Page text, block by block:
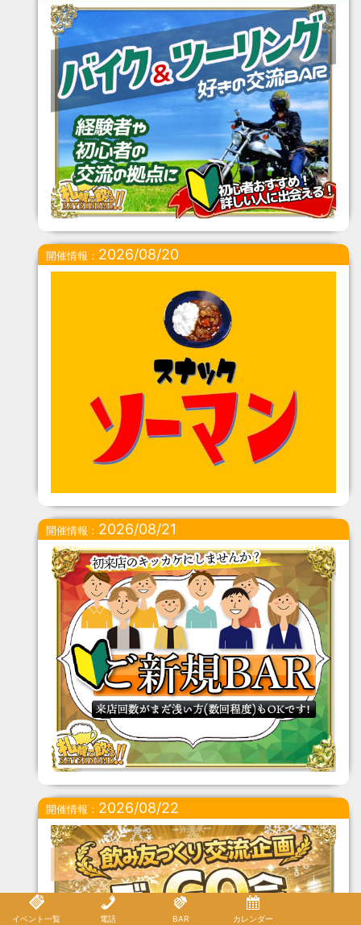
開催情報： 2026/08/20
開催情報： 2026/08/21
開催情報： 2026/08/22
イベント一覧 電話 BAR カレンダー